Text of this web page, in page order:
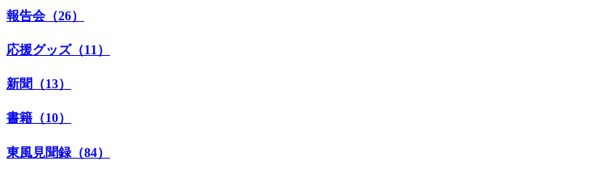
報告会（26）
応援グッズ（11）
新聞（13）
書籍（10）
東風見聞録（84）